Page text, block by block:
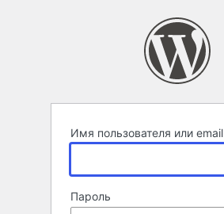
Имя пользователя или email
Пароль